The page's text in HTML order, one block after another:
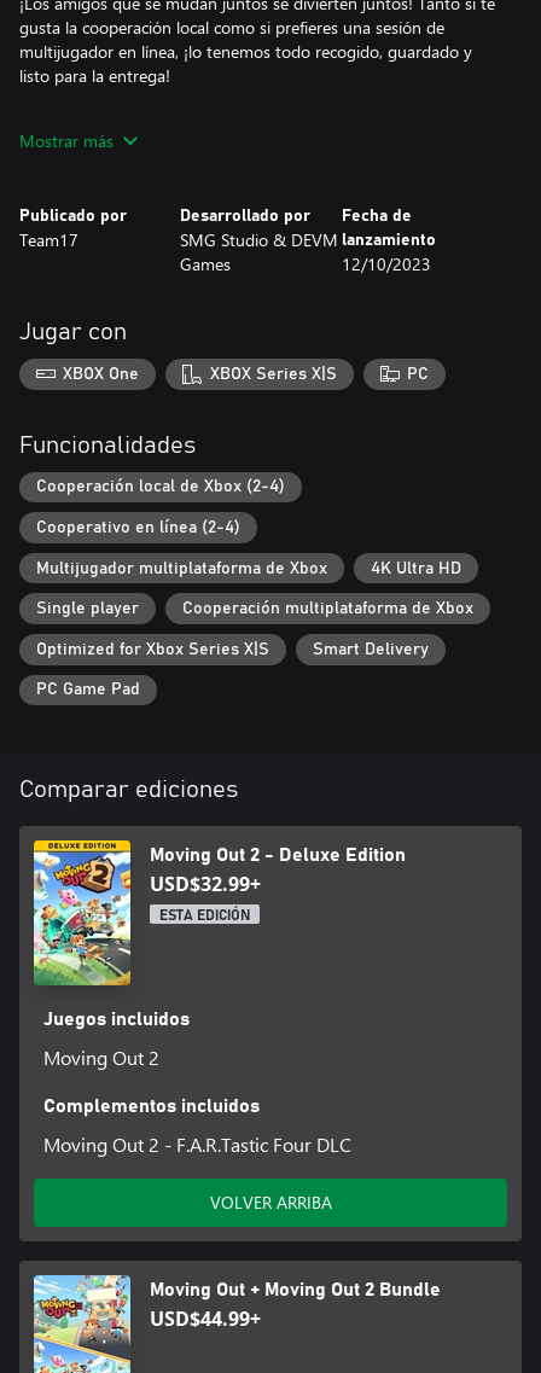
gusta la cooperación local como si prefieres una sesión de
multijugador en línea, ¡lo tenemos todo recogido, guardado y
listo para la entrega!
Ya no estamos en Packmore... a través de los portales
NUEVOS PERSONAJES Y EL REGRESO DE TUS FAVORITOS
Moving Out 2 presenta un elenco completamente nuevo de
nuevos F.A.R.T! Pero no te preocupes: Rye, Yu y Sidney siguen en
nómina…
¡ESTO ES PARA TODO EL MUNDO!
accesibilidad? ¡Listo! ¿Un montón de personajes, atuendos que
moda? ¡Listo! ¡Listo! ¡Listo!
Mostrar más
Publicado por
Team17
Desarrollado por
SMG Studio & DEVM
Games
Fecha de
lanzamiento
12/10/2023
Jugar con
XBOX One XBOX Series X|S PC
Funcionalidades
Cooperación local de Xbox (2-4)
Cooperativo en línea (2-4)
Multijugador multiplataforma de Xbox 4K Ultra HD
Single player Cooperación multiplataforma de Xbox
Optimized for Xbox Series X|S Smart Delivery
PC Game Pad
Comparar ediciones
Moving Out 2 - Deluxe Edition
USD$32.99+
ESTA EDICIÓN
Juegos incluidos
Moving Out 2
Complementos incluidos
Moving Out 2 - F.A.R.Tastic Four DLC
VOLVER ARRIBA
Moving Out + Moving Out 2 Bundle
USD$44.99+